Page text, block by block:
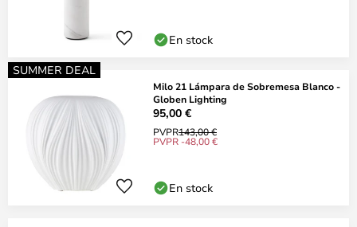
En stock
SUMMER DEAL
Milo 21 Lámpara de Sobremesa Blanco -
Globen Lighting
95,00 €
PVPR143,00 €
PVPR -48,00 €
En stock